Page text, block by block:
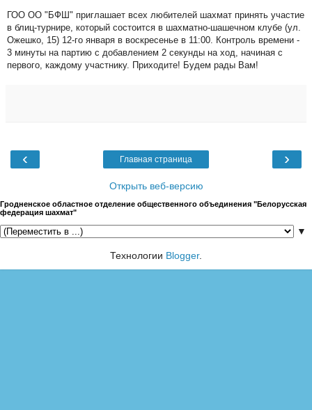
ГОО ОО "БФШ" приглашает всех любителей шахмат принять участие
в блиц-турнире, который состоится в шахматно-шашечном клубе (ул.
Ожешко, 15) 12-го января в воскресенье в 11:00. Контроль времени -
3 минуты на партию с добавлением 2 секунды на ход, начиная с
первого, каждому участнику. Приходите! Будем рады Вам!
‹ ›
Главная страница
Открыть веб-версию
Гродненское областное отделение общественного объединения "Белорусская
федерация шахмат"
▼
Технологии Blogger.